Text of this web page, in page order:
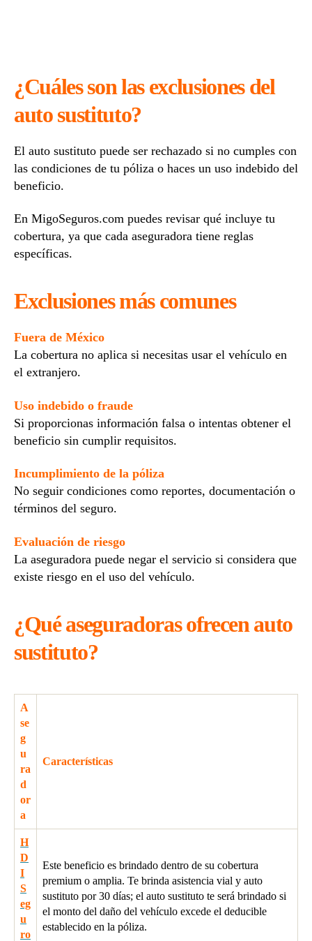
¿Cuáles son las exclusiones del
auto sustituto?
El auto sustituto puede ser rechazado si no cumples con
las condiciones de tu póliza o haces un uso indebido del
beneficio.
En MigoSeguros.com puedes revisar qué incluye tu
cobertura, ya que cada aseguradora tiene reglas
específicas.
Exclusiones más comunes
Fuera de México
La cobertura no aplica si necesitas usar el vehículo en
el extranjero.
Uso indebido o fraude
Si proporcionas información falsa o intentas obtener el
beneficio sin cumplir requisitos.
Incumplimiento de la póliza
No seguir condiciones como reportes, documentación o
términos del seguro.
Evaluación de riesgo
La aseguradora puede negar el servicio si considera que
existe riesgo en el uso del vehículo.
¿Qué aseguradoras ofrecen auto
sustituto?
A
se
g
u
ra
d
or
a
Características
H
D
I
S
eg
u
ro
Este beneficio es brindado dentro de su cobertura
premium o amplia. Te brinda asistencia vial y auto
sustituto por 30 días; el auto sustituto te será brindado si
el monto del daño del vehículo excede el deducible
establecido en la póliza.